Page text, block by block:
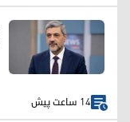
14 ساعت پیش